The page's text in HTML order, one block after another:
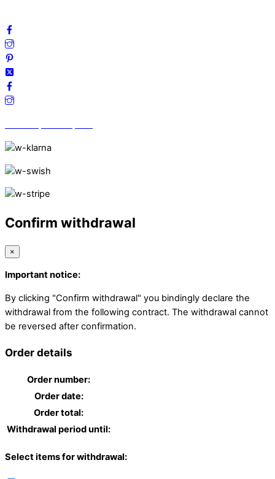
Confirm withdrawal
×
Important notice:
By clicking "Confirm withdrawal" you bindingly declare the
withdrawal from the following contract. The withdrawal cannot
be reversed after confirmation.
Order details
Order number:
Order date:
Order total:
Withdrawal period until:
Select items for withdrawal: